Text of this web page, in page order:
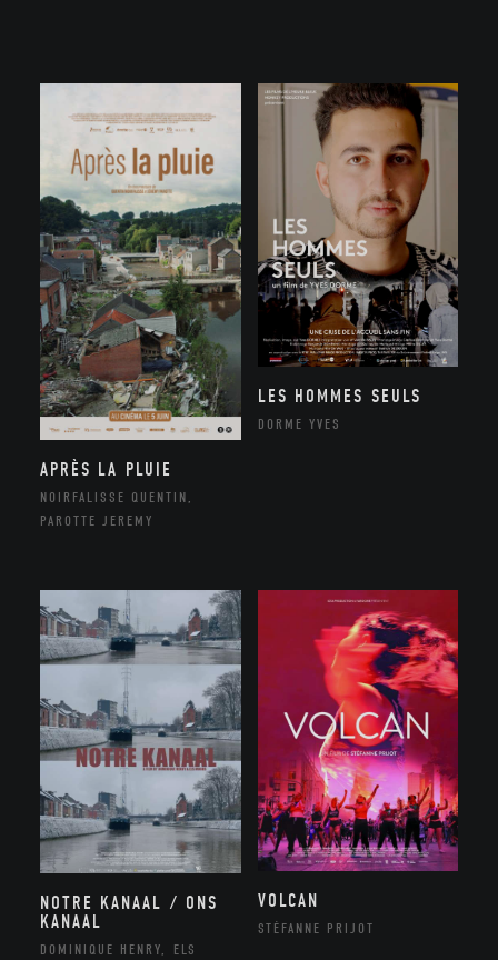
APRÈS LA PLUIE
NOIRFALISSE QUENTIN,
PAROTTE JEREMY
LES HOMMES SEULS
DORME YVES
NOTRE KANAAL / ONS
KANAAL
DOMINIQUE HENRY, ELS
VOLCAN
STÉFANNE PRIJOT